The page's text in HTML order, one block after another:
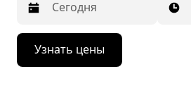
Нажмите
стрелку
вниз,
Узнать цены